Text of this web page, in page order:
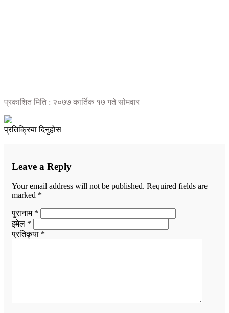
प्रकाशित मिति : २०७७ कार्तिक १७ गते सोमवार
प्रतिक्रिया दिनुहोस
Leave a Reply
Your email address will not be published. Required fields are
marked *
पुरानाम *
इमेल *
प्रतिकृया *